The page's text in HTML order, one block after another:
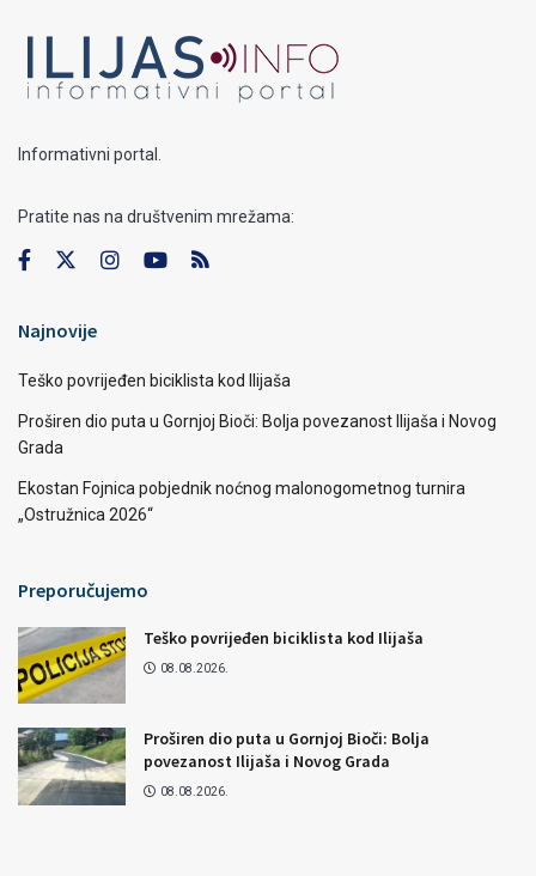
Informativni portal.
Pratite nas na društvenim mrežama:
Najnovije
Teško povrijeđen biciklista kod Ilijaša
Proširen dio puta u Gornjoj Bioči: Bolja povezanost Ilijaša i Novog
Grada
Ekostan Fojnica pobjednik noćnog malonogometnog turnira
„Ostružnica 2026“
Preporučujemo
Teško povrijeđen biciklista kod Ilijaša
08.08.2026.
Proširen dio puta u Gornjoj Bioči: Bolja
povezanost Ilijaša i Novog Grada
08.08.2026.